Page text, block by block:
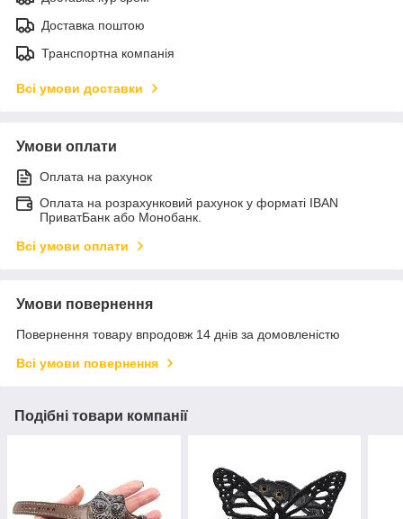
Доставка поштою
Транспортна компанія
Всі умови доставки
Умови оплати
Оплата на рахунок
Оплата на розрахунковий рахунок у форматі IBAN
ПриватБанк або Монобанк.
Всі умови оплати
Умови повернення
Повернення товару впродовж 14 днів за домовленістю
Всі умови повернення
Подібні товари компанії